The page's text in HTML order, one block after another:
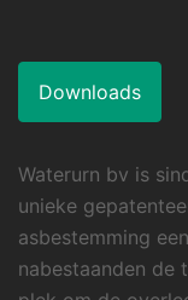
Downloads
Waterurn bv is
unieke
asbestemming
nabestaanden de